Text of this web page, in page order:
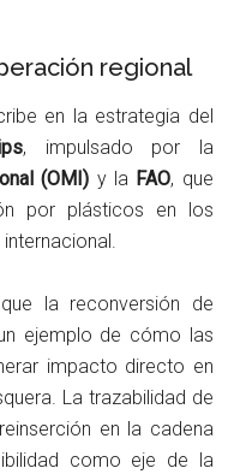
regional
en la estrategia del
, impulsado por la
(OMI) y la FAO, que
por plásticos en los
la reconversión de
ejemplo de cómo las
impacto directo en
La trazabilidad de
en la cadena
como eje de la